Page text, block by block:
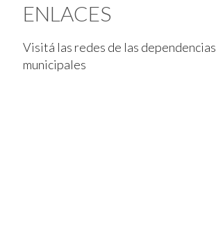
ENLACES
Visitá las redes de las dependencias
municipales